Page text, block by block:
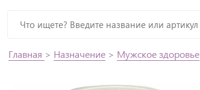
Главная > Назначение > Мужское здоровье